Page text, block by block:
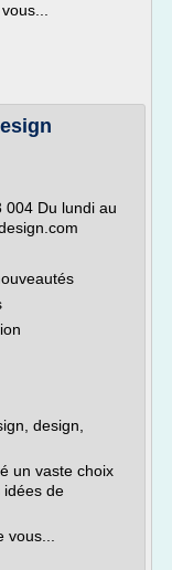
004 Du lundi au
design,
un vaste choix
idées de